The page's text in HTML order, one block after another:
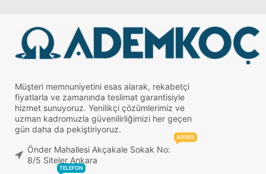
Müşteri memnuniyetini esas alarak, rekabetçi
fiyatlarla ve zamanında teslimat garantisiyle
hizmet sunuyoruz. Yenilikçi çözümlerimiz ve
uzman kadromuzla güvenilirliğimizi her geçen
gün daha da pekiştiriyoruz.
Önder Mahallesi Akçakale Sokak No:
8/5 Siteler Ankara
ADRES
TELEFON